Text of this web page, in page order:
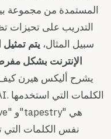
المستمدة من مجموعة
التدريب على تحيزات
سبيل المثال، يتم
الإنترنت بشكل
يشرح أليكس هيرن كيف
نفس الكلمات